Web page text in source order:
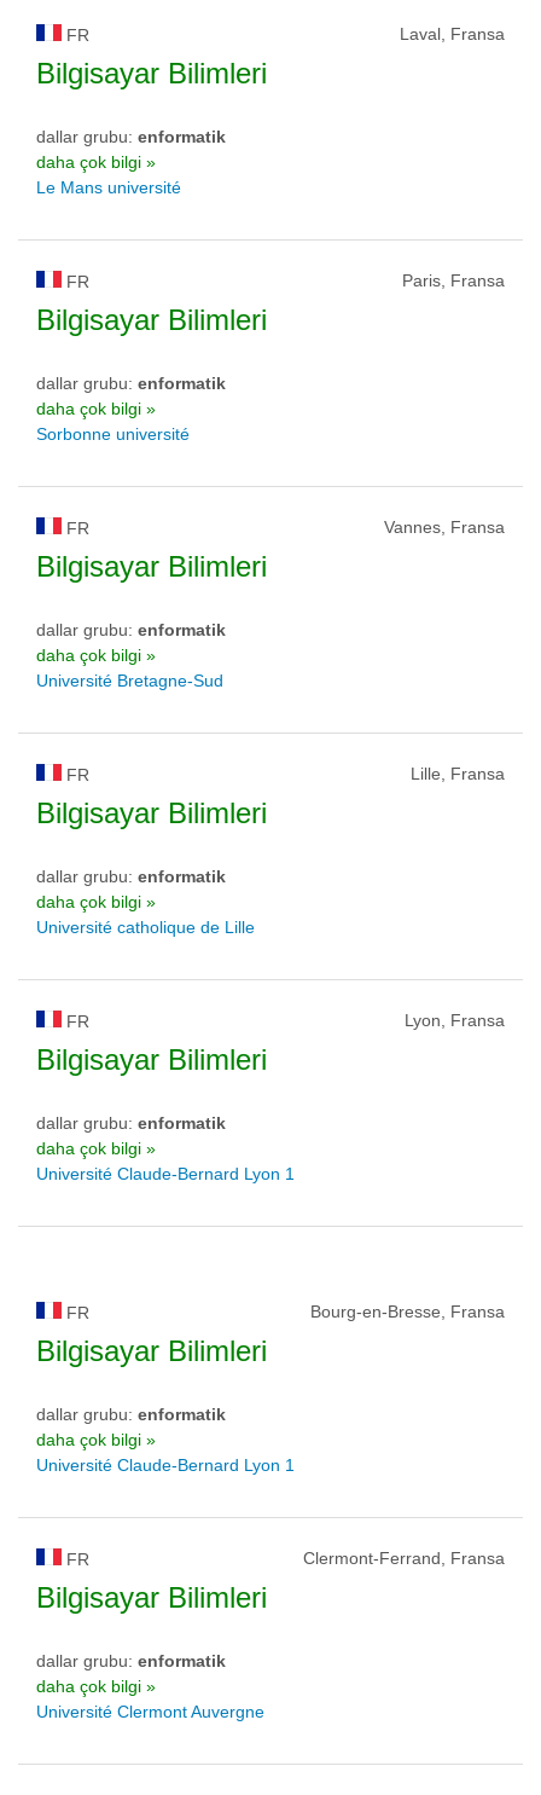
FR Laval, Fransa
Bilgisayar Bilimleri
dallar grubu: enformatik
daha çok bilgi »
Le Mans université
FR Paris, Fransa
Bilgisayar Bilimleri
dallar grubu: enformatik
daha çok bilgi »
Sorbonne université
FR Vannes, Fransa
Bilgisayar Bilimleri
dallar grubu: enformatik
daha çok bilgi »
Université Bretagne-Sud
FR Lille, Fransa
Bilgisayar Bilimleri
dallar grubu: enformatik
daha çok bilgi »
Université catholique de Lille
FR Lyon, Fransa
Bilgisayar Bilimleri
dallar grubu: enformatik
daha çok bilgi »
Université Claude-Bernard Lyon 1
FR Bourg-en-Bresse, Fransa
Bilgisayar Bilimleri
dallar grubu: enformatik
daha çok bilgi »
Université Claude-Bernard Lyon 1
FR Clermont-Ferrand, Fransa
Bilgisayar Bilimleri
dallar grubu: enformatik
daha çok bilgi »
Université Clermont Auvergne